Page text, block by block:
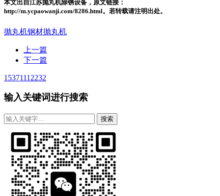
本文出自江苏抛丸机除锈设备，原文链接：
http://m.ycpaowanji.com/8286.html。若转载请注明出处。
抛丸机钢材抛丸机
上一篇
下一篇
15371112232
输入关键词进行搜索